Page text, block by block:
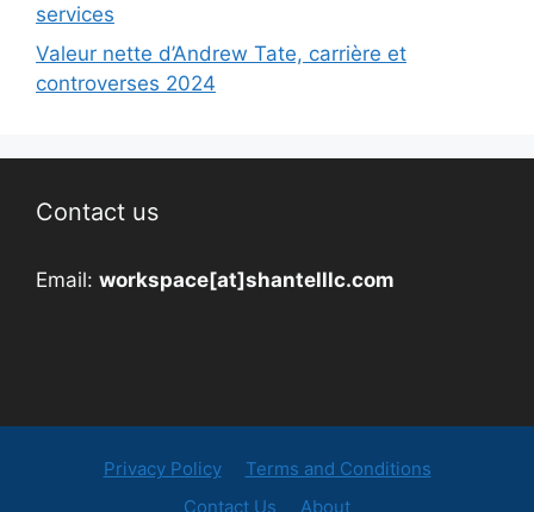
services
Valeur nette d’Andrew Tate, carrière et
controverses 2024
Contact us
Email: workspace[at]shantelllc.com
Privacy Policy
Terms and Conditions
Contact Us
About